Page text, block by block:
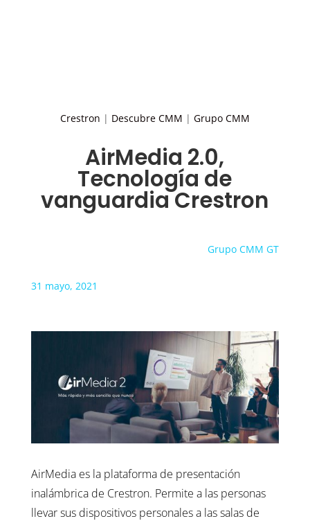
Crestron | Descubre CMM | Grupo CMM
AirMedia 2.0,
Tecnología de
vanguardia Crestron
Grupo CMM GT
31 mayo, 2021
AirMedia es la plataforma de presentación
inalámbrica de Crestron. Permite a las personas
llevar sus dispositivos personales a las salas de